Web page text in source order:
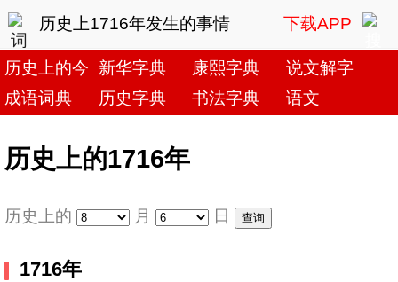
历史上1716年发生的事情 下载APP
历史上的今天新华字典 康熙字典
说文解字
成语词典
历史字典 书法字典 语文
历史上的1716年
历史上的 月 日
1716年